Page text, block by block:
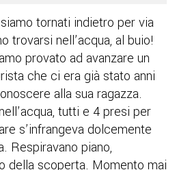
tornati indietro per via
trovarsi nell’acqua, al buio!
provato ad avanzare un
che ci era già stato anni
alla sua ragazza.
tutti e 4 presi per
s’infrangeva dolcemente
Respiravano piano,
della scoperta. Momento mai